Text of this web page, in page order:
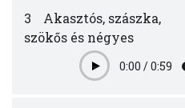
3
Akasztós, szászka,
szökős és négyes
Play0:00 /0:59